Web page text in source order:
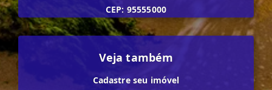
CEP: 95555000
Veja também
Cadastre seu imóvel